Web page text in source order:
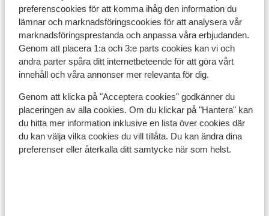
preferenscookies för att komma ihåg den information du
lämnar och marknadsföringscookies för att analysera vår
marknadsföringsprestanda och anpassa våra erbjudanden.
Genom att placera 1:a och 3:e parts cookies kan vi och
andra parter spåra ditt internetbeteende för att göra vårt
innehåll och våra annonser mer relevanta för dig.
Genom att klicka på "Acceptera cookies" godkänner du
placeringen av alla cookies. Om du klickar på "Hantera" kan
du hitta mer information inklusive en lista över cookies där
du kan välja vilka cookies du vill tillåta. Du kan ändra dina
preferenser eller återkalla ditt samtycke när som helst.
Resehandlingar:
Du måste ha ett giltigt pass eller ett nationellt ID-kort.
Om du inte har svenskt medborgarskap är det viktigt
att kontrollera om andra regler gäller. Kontrollera med
ambassaden för det land du vill resa till och de länder
du reser igenom.